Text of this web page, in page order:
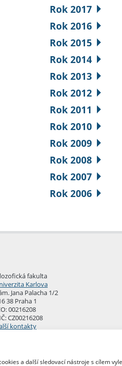
a další sledovací nástroje s cílem
Rok 2017
Rok 2016
Rok 2015
Rok 2014
Rok 2013
Rok 2012
Rok 2011
Rok 2010
Rok 2009
Rok 2008
Rok 2007
Rok 2006
fakulta
Karlova
Jana Palacha 1/2
38 Praha 1
00216208
CZ00216208
kontakty